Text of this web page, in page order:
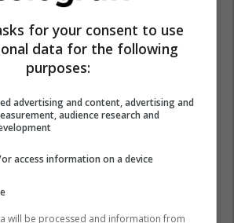
for your consent to use
data for the following
purposes:
advertising and content, advertising and
audience research and
access information on a device
will be processed and information from